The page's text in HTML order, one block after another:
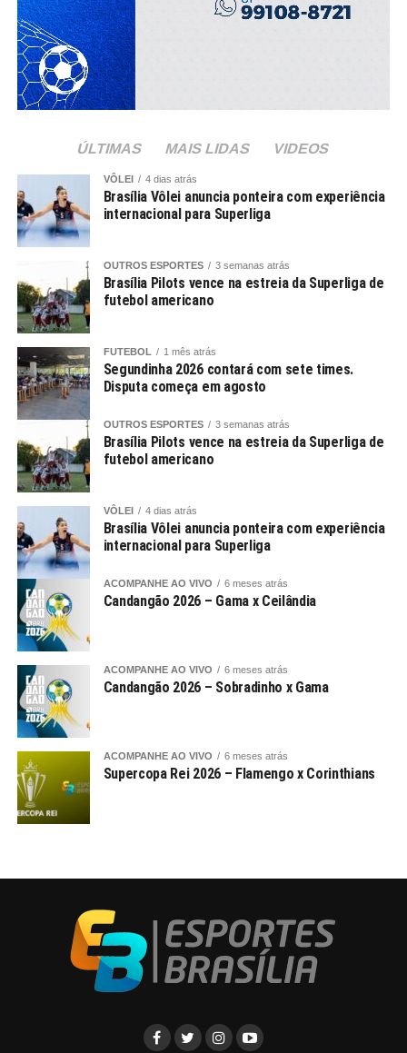
ÚLTIMAS MAIS LIDAS VIDEOS
VÔLEI 4 dias atrás
Brasília Vôlei anuncia ponteira com experiência
internacional para Superliga
OUTROS ESPORTES 3 semanas atrás
Brasília Pilots vence na estreia da Superliga de
futebol americano
FUTEBOL 1 mês atrás
Segundinha 2026 contará com sete times.
Disputa começa em agosto
OUTROS ESPORTES 3 semanas atrás
Brasília Pilots vence na estreia da Superliga de
futebol americano
VÔLEI 4 dias atrás
Brasília Vôlei anuncia ponteira com experiência
internacional para Superliga
ACOMPANHE AO VIVO 6 meses atrás
Candangão 2026 – Gama x Ceilândia
ACOMPANHE AO VIVO 6 meses atrás
Candangão 2026 – Sobradinho x Gama
ACOMPANHE AO VIVO 6 meses atrás
Supercopa Rei 2026 – Flamengo x Corinthians